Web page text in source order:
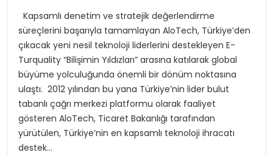
TOROSLAR’DA PAZAR GERGİNLİĞİ!
Kapsamlı denetim ve stratejik değerlendirme
süreçlerini başarıyla tamamlayan AloTech, Türkiye’den
çıkacak yeni nesil teknoloji liderlerini destekleyen E-
Turquality “Bilişimin Yıldızları” arasına katılarak global
büyüme yolculuğunda önemli bir dönüm noktasına
ulaştı. 2012 yılından bu yana Türkiye’nin lider bulut
tabanlı çağrı merkezi platformu olarak faaliyet
gösteren AloTech, Ticaret Bakanlığı tarafından
yürütülen, Türkiye’nin en kapsamlı teknoloji ihracatı
destek…